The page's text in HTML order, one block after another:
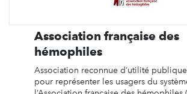
Association française des
hémophiles
Association reconnue d’utilité
pour représenter les usagers du